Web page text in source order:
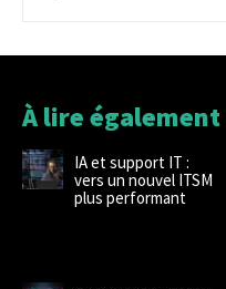
À lire également
IA et support IT :
vers un nouvel ITSM
plus performant